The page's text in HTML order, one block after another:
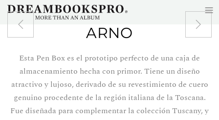
Skip to main content ARNO
Esta Pen Box es el prototipo perfecto de una caja de
almacenamiento hecha con primor. Tiene un diseño
atractivo y lujoso, derivado de su revestimiento de cuero
genuino procedente de la región italiana de la Toscana.
Fue diseñada para complementar la colección Tuscany, y
≡